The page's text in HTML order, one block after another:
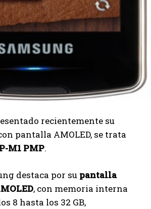
recientemente su
pantalla AMOLED, se trata
M1 PMP.
destaca por su pantalla
, con memoria interna
8 hasta los 32 GB,